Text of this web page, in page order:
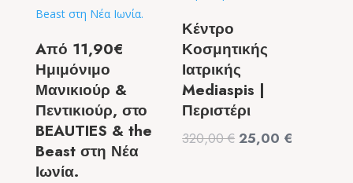
Aπό 11,90€
Ημιμόνιμο
Μανικιούρ &
Πεντικιούρ, στο
BEAUTIES & the
Beast στη Νέα
Ιωνία.
Κέντρο
Κοσμητικής
Ιατρικής
Mediaspis |
Περιστέρι
320,00€ Original
25,00 €